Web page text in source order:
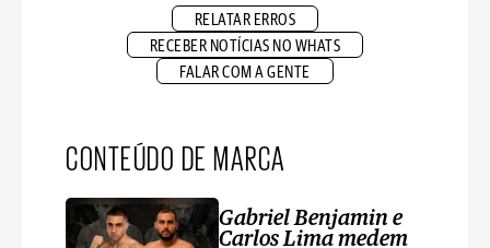
RELATAR ERROS
RECEBER NOTÍCIAS NO WHATS
FALAR COM A GENTE
CONTEÚDO DE MARCA
Gabriel Benjamin e
Carlos Lima medem